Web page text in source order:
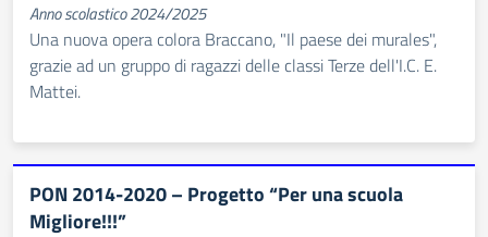
Anno scolastico 2024/2025
Una nuova opera colora Braccano, "Il paese dei murales",
grazie ad un gruppo di ragazzi delle classi Terze dell'I.C. E.
Mattei.
PON 2014-2020 – Progetto “Per una scuola
Migliore!!!”